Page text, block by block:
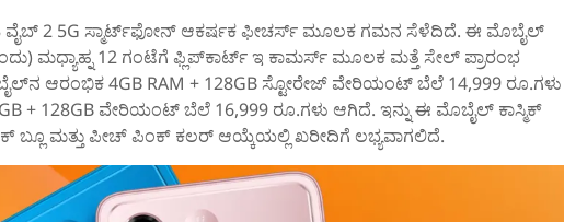
2 5G ಸ್ಮಾರ್ಟ್‌ಫೋನ್‌ ಆಕರ್ಷಕ ಫೀಚರ್ಸ್‌ ಮೂಲಕ ಗಮನ ಸೆಳೆದಿದೆ. ಈ ಮೊಬೈಲ್‌
ಮಧ್ಯಾಹ್ನ 12 ಗಂಟೆಗೆ ಫ್ಲಿಪ್‌ಕಾರ್ಟ್‌ ಇ ಕಾಮರ್ಸ್‌ ಮೂಲಕ ಮತ್ತೆ ಸೇಲ್‌ ಪ್ರಾರಂಭ
ಆರಂಭಿಕ 4GB RAM + 128GB ಸ್ಟೋರೇಜ್ ವೇರಿಯಂಟ್‌ ಬೆಲೆ 14,999 ರೂ.ಗಳು
+ 128GB ವೇರಿಯಂಟ್‌ ಬೆಲೆ 16,999 ರೂ.ಗಳು ಆಗಿದೆ. ಇನ್ನು ಈ ಮೊಬೈಲ್‌ ಕಾಸ್ಮಿಕ್
ಬ್ಲೂ ಮತ್ತು ಪೀಚ್ ಪಿಂಕ್ ಕಲರ್‌ ಆಯ್ಕೆಯಲ್ಲಿ ಖರೀದಿಗೆ ಲಭ್ಯವಾಗಲಿದೆ.